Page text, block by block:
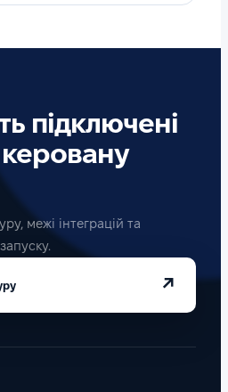
підключені
керовану
межі інтеграцій та
↗